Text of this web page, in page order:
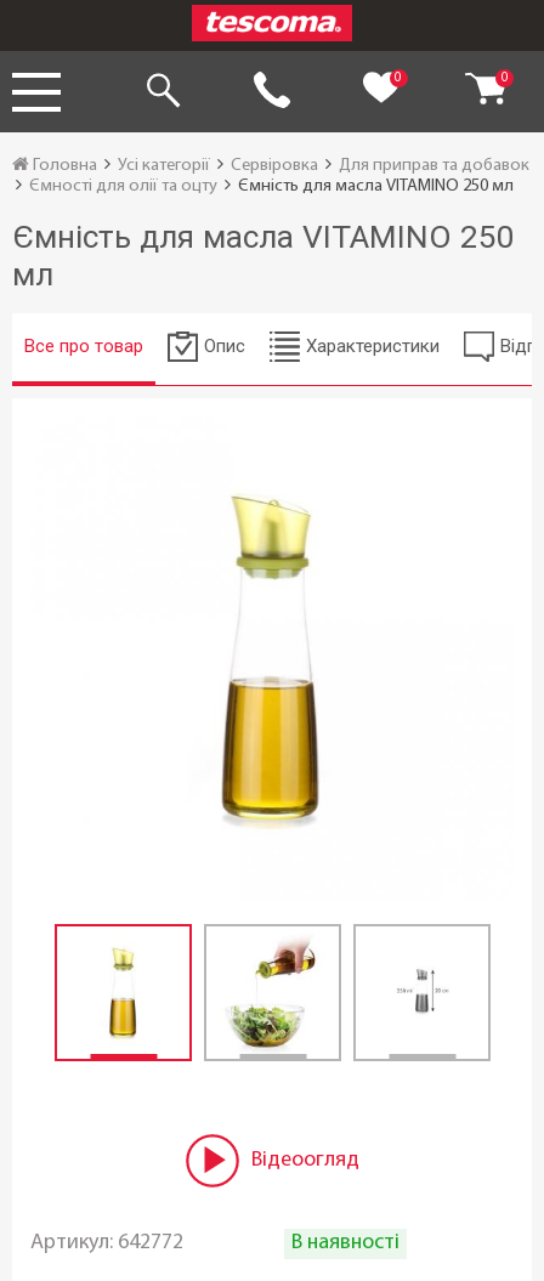
0 0
Головна Усі категорії Сервіровка
Для приправ та добавок
Ємності для олії та оцту
Ємність для масла VITAMINO 250 мл
Ємність для масла VITAMINO 250
мл
Все про товар Опис Характеристики
Відеоогляд
Артикул: 642772 В наявності